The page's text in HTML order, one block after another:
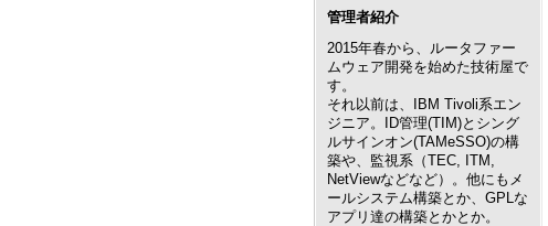
管理者紹介
2015年春から、ルータファー
ムウェア開発を始めた技術屋で
す。
それ以前は、IBM Tivoli系エン
ジニア。ID管理(TIM)とシング
ルサインオン(TAMeSSO)の構
築や、監視系（TEC, ITM,
NetViewなどなど）。他にもメ
ールシステム構築とか、GPLな
アプリ達の構築とかとか。